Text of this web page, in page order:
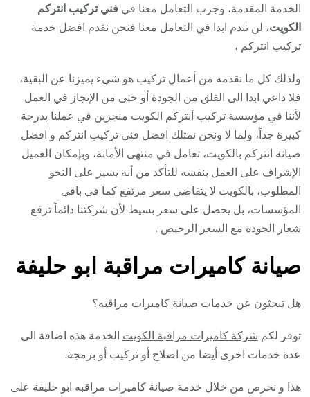
الخدمة المقدمة، وجرب التعامل معنا في فني تركيب انتركم
الكويت، لن تندم ابدا في التعامل معنا فنحن نقدم افضل خدمة
تركيب انتركم ،
ولذلك كل ما نقدمه من أعمال تركيب هو شيء يميزنا عن البقية،
فلا داعي ابدا الى القلق من الجودة أو حتى من الإنجاز في العمل
لأننا في مؤسسة تركيب أنتركم الكويت منجزين في عملنا بدرجة
كبيرة جداً، ولما لا ونحن نمتلك افضل فني تركيب انتركم و افضل
صيانة انتركم بالكويت، تعامل في منتهى الأمانة، وبإمكان العميل
الإشراف على العمل بنفسه للتأكد من أنه يسير على النحو
المطلوب، بالكويت لا يتقاضى سعر مرتفع كما في باقي
المؤسسات، بل يحصل على سعر بسيط لأن شركتنا دائماً ترفع
شعار الجودة مع السعر الرخيص .
صيانة كاميرات مراقبة ابو حليفة
هل تبحثون عن خدمات صيانة كاميرات مراقبه؟
توفر لكم شركة كاميرات مراقبة الكويت الخدمة هذه اضافة الى
عدة خدمات اخرى أيضا من اصلاح أو تركيب أو برمجة.
هذا و نحرص من خلال خدمة صيانة كاميرات مراقبه ابو حليفة على